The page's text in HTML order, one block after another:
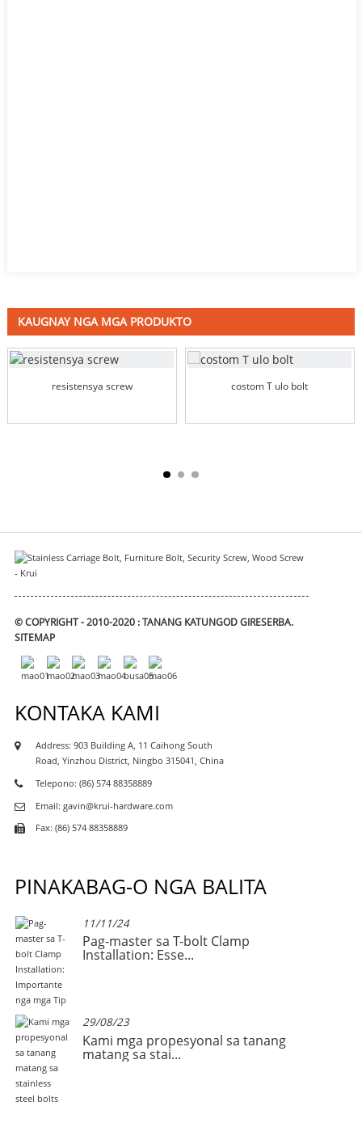
KAUGNAY NGA MGA PRODUKTO
resistensya screw costom T ulo bolt
© COPYRIGHT - 2010-2020 : TANANG KATUNGOD GIRESERBA.
SITEMAP
KONTAKA KAMI
Address: 903 Building A, 11 Caihong South
Road, Yinzhou District, Ningbo 315041, China
Telepono: (86) 574 88358889
Email: gavin@krui-hardware.com
Fax: (86) 574 88358889
PINAKABAG-O NGA BALITA
11/11/24
Pag-master sa T-bolt Clamp
Installation: Esse...
29/08/23
Kami mga propesyonal sa tanang
matang sa stai...